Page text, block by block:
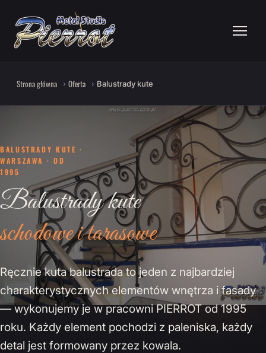
Strona główna Oferta Balustrady kute
BALUSTRADY KUTE ·
WARSZAWA · OD
1995
Balustrady kute
schodowe i tarasowe
Ręcznie kuta balustrada to jeden z najbardziej
charakterystycznych elementów wnętrza i fasady
— wykonujemy je w pracowni PIERROT od 1995
roku. Każdy element pochodzi z paleniska, każdy
detal jest formowany przez kowala.